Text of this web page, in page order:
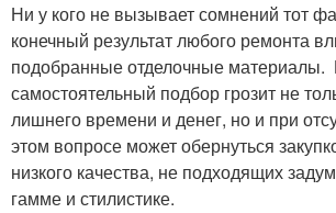
Ни у кого не вызывает сомнений тот
конечный результат любого ремонта
подобранные отделочные материалы.
самостоятельный подбор грозит не
лишнего времени и денег, но и при
этом вопросе может обернуться
низкого качества, не подходящих
гамме и стилистике.